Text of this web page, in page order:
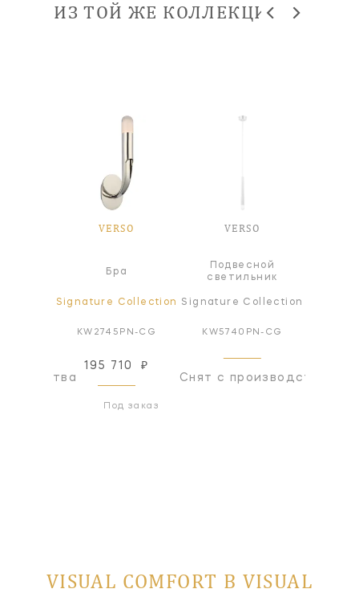
ИЗ ТОЙ ЖЕ КОЛЛЕКЦИИ
VERSO
Бра
Signature Collection
KW2745PN-CG
195 710 ₽
Под заказ
VERSO
Подвесной
светильник
Signature Collection
KW5740PN-CG
Снят с производстваСнят с
VISUAL COMFORT В VISUAL